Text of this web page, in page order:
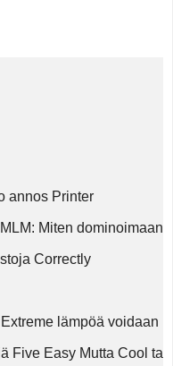
annos Printer
Miten dominoimaan
Correctly
lämpöä voidaan
Five Easy Mutta Cool